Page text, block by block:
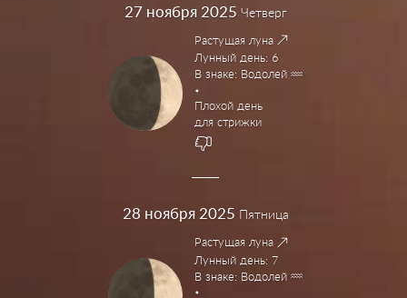
27 ноября 2025 Четверг
Растущая луна
Лунный день: 6
В знаке: Водолей
Плохой день
для стрижки
28 ноября 2025 Пятница
Растущая луна
Лунный день: 7
В знаке: Водолей